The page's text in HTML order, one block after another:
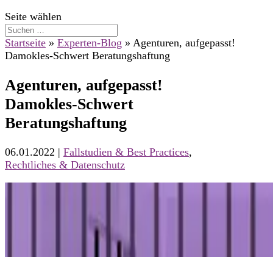
Seite wählen
Startseite » Experten-Blog » Agenturen, aufgepasst!
Damokles-Schwert Beratungshaftung
Agenturen, aufgepasst!
Damokles-Schwert
Beratungshaftung
06.01.2022 | Fallstudien & Best Practices,
Rechtliches & Datenschutz